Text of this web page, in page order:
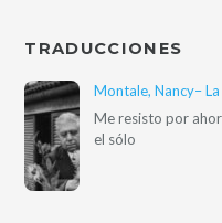
TRADUCCIONES
Montale, Nancy–
Me resisto por
el sólo